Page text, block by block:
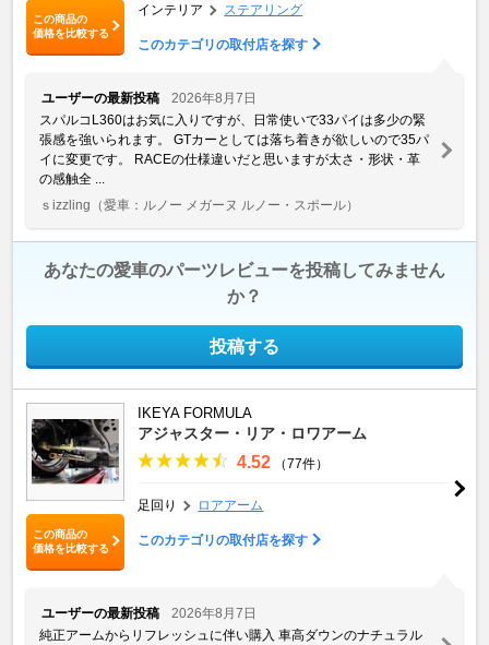
この商品の
価格を比較する
インテリア ステアリング
このカテゴリの取付店を探す
ユーザーの最新投稿
2026年8月7日
スパルコL360はお気に入りですが、日常使いで33パイは多少の緊
張感を強いられます。 GTカーとしては落ち着きが欲しいので35パ
イに変更です。 RACEの仕様違いだと思いますが太さ・形状・革
の感触全 ...
ｓizzling （愛車：ルノー メガーヌ ルノー・スポール）
あなたの愛車のパーツレビューを投稿してみません
か？
投稿する
この商品の
価格を比較する
IKEYA FORMULA
アジャスター・リア・ロワアーム
4.52 （77件）
足回り ロアアーム
このカテゴリの取付店を探す
ユーザーの最新投稿
2026年8月7日
純正アームからリフレッシュに伴い購入 車高ダウンのナチュラル